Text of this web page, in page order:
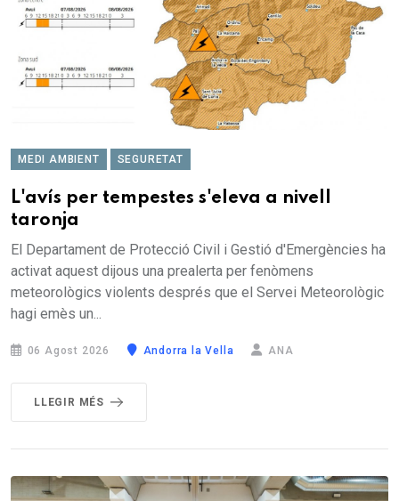
MEDI AMBIENT SEGURETAT
L'avís per tempestes s'eleva a nivell
taronja
El Departament de Protecció Civil i Gestió d'Emergències ha
activat aquest dijous una prealerta per fenòmens
meteorològics violents després que el Servei Meteorològic
hagi emès un...
06 Agost 2026 Andorra la Vella ANA
LLEGIR MÉS